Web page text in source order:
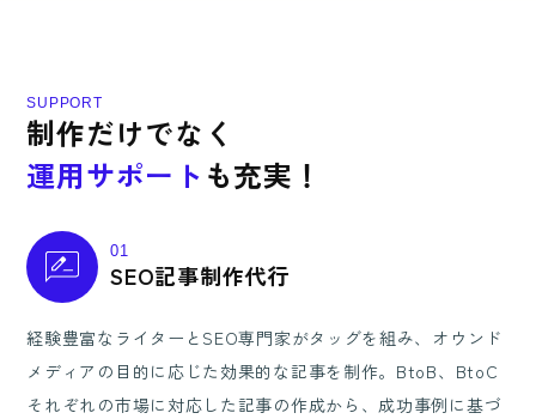
SU P PO RT
制作だけでな く
運用サポー ト も充実 ！
01
SEO記事制作代行
経験豊富なライターとSEO専門家がタッグを組み、オウンド
メディアの目的に応じた効果的な記事を制作。BtoB、BtoC
それぞれの市場に対応した記事の作成から、成功事例に基づ